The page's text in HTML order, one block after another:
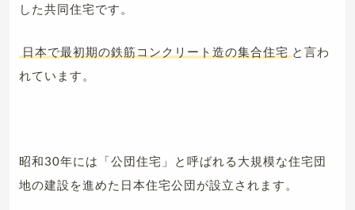
した共同住宅です。
日本で最初期の鉄筋コンクリート造の集合住宅 と言わ
れています。
昭和30年には「公団住宅」と呼ばれる大規模な住宅団
地の建設を進めた日本住宅公団が設立されます。